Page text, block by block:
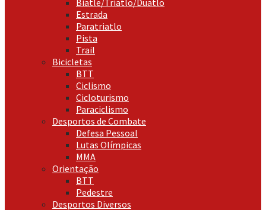
Biatle/Triatlo/Duatlo
Estrada
Paratriatlo
Pista
Trail
Bicicletas
BTT
Ciclismo
Cicloturismo
Paraciclismo
Desportos de Combate
Defesa Pessoal
Lutas Olímpicas
MMA
Orientação
BTT
Pedestre
Desportos Diversos